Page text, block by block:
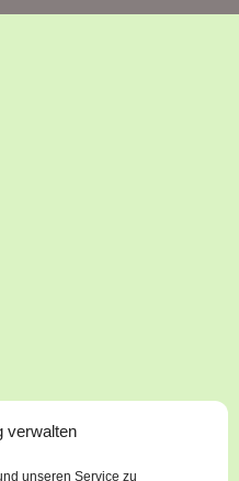
verwalten
unseren Service zu